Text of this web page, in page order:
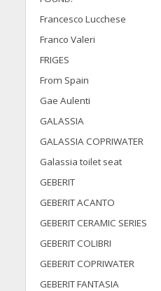
Francesco Lucchese
Franco Valeri
FRIGES
From Spain
Gae Aulenti
GALASSIA
GALASSIA COPRIWATER
Galassia toilet seat
GEBERIT
GEBERIT ACANTO
GEBERIT CERAMIC SERIES
GEBERIT COLIBRI
GEBERIT COPRIWATER
GEBERIT FANTASIA